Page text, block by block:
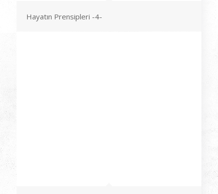
Hayatın Prensipleri -4-